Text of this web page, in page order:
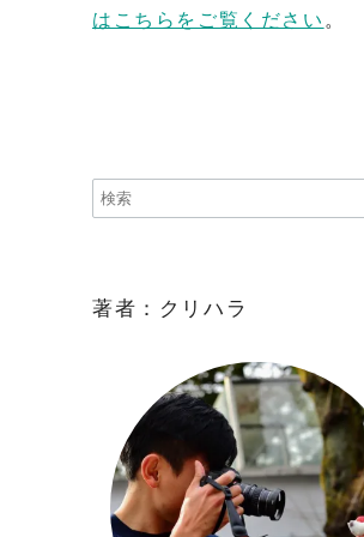
はこちらをご覧ください。
著者：クリハラ